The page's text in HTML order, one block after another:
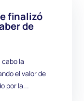
finalizó
de
cabo la
el valor de
por la...